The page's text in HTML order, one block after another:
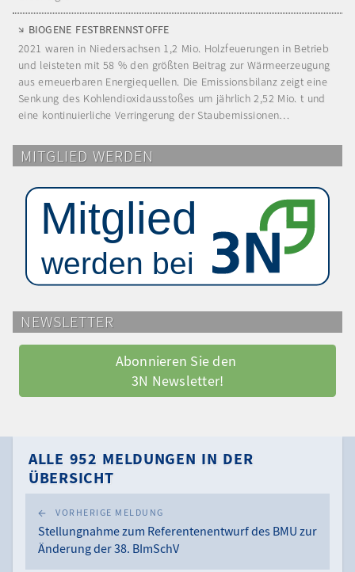
BIOGENE FESTBRENNSTOFFE
2021 waren in Niedersachsen 1,2 Mio. Holzfeuerungen in Betrieb
und leisteten mit 58 % den größten Beitrag zur Wärmeerzeugung
aus erneuerbaren Energiequellen. Die Emissionsbilanz zeigt eine
Senkung des Kohlendioxidausstoßes um jährlich 2,52 Mio. t und
eine kontinuierliche Verringerung der Staubemissionen…
MITGLIED WERDEN
NEWSLETTER
Abonnieren Sie den
3N Newsletter!
ALLE 952 MELDUNGEN IN DER
ÜBERSICHT
VORHERIGE MELDUNG
Stellungnahme zum Referentenentwurf des BMU zur
Änderung der 38. BImSchV